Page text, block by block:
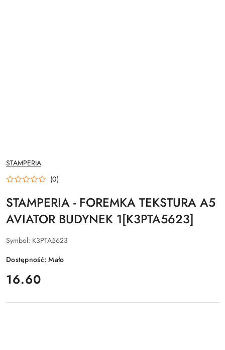
NAZWA
PRODUCENTA:
STAMPERIA
(0)
STAMPERIA - FOREMKA TEKSTURA A5
AVIATOR BUDYNEK 1[K3PTA5623]
Symbol: K3PTA5623
Dostępność:Mało
cena:
16.60